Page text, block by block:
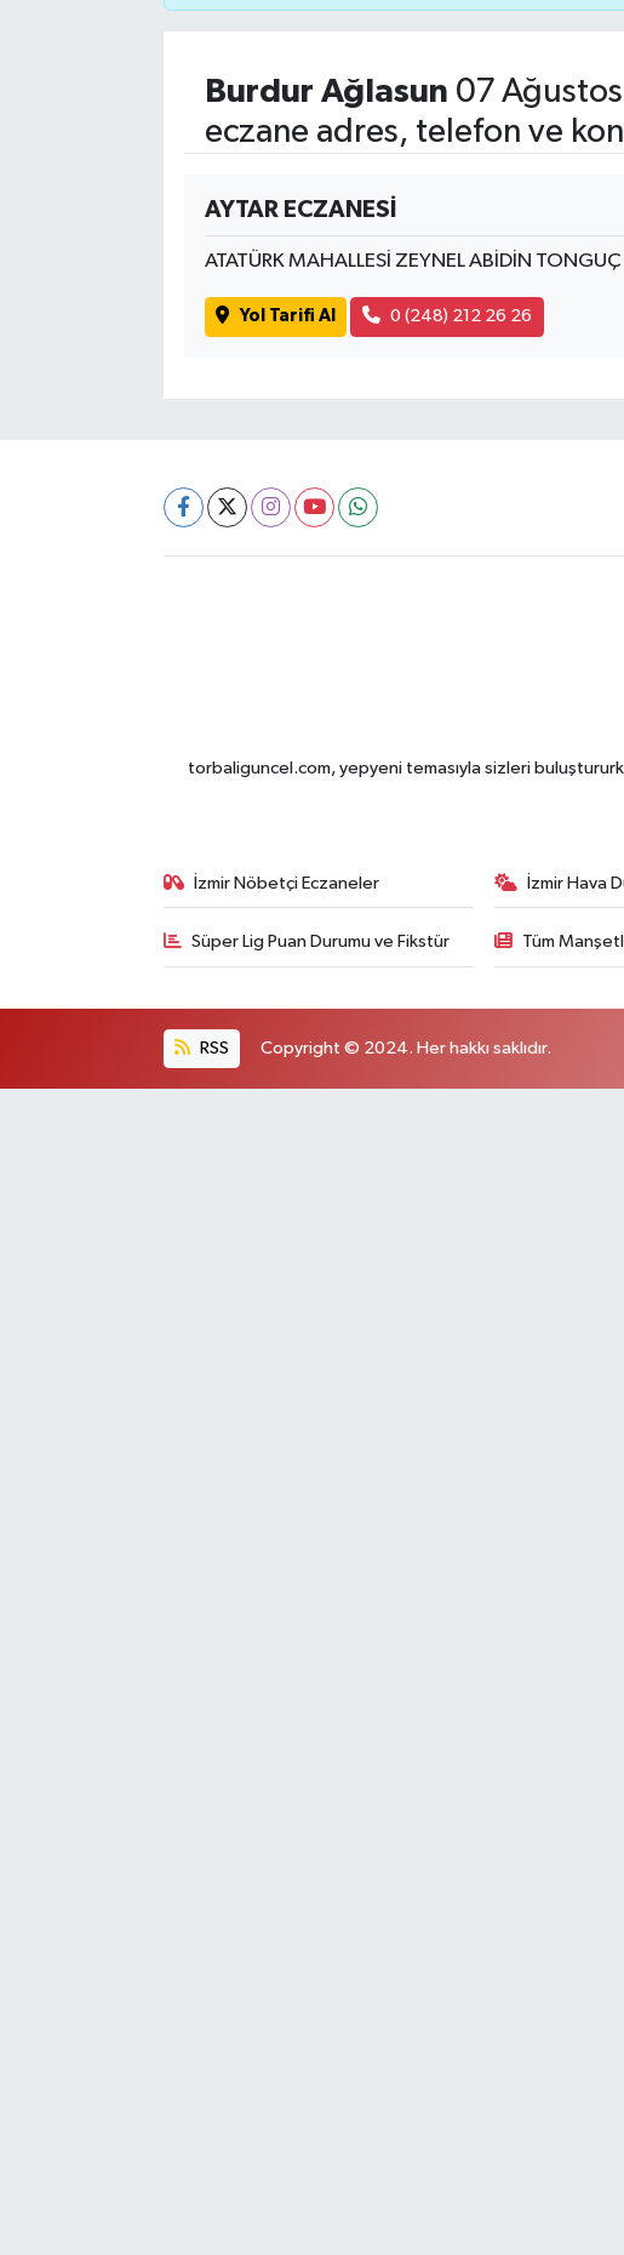
Burdur Ağlasun 07
eczane adres, telefon ve
AYTAR ECZANESİ
ATATÜRK MAHALLESİ ZEYNEL ABİDİN
Yol Tarifi Al 0 (248) 212 26 26
torbaliguncel.com, yepyeni temasıyla sizleri
İzmir Nöbetçi Eczaneler İzmir Hava
Süper Lig Puan Durumu ve Fikstür Tüm
RSS Copyright © 2024. Her hakkı saklıdır.